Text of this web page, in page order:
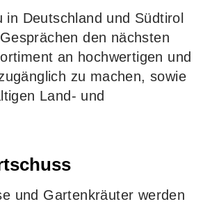
Deutschland und Südtirol
den nächsten
an hochwertigen und
zu machen, sowie
Land- und
und Gartenkräuter werden